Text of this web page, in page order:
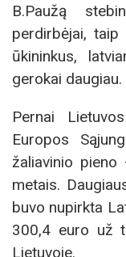
B.Paužą
perdirbėjai, taip
ūkininkus,
gerokai daugiau.
Pernai
Europos
žaliavinio
metais.
buvo nupirkta
300,4 euro už
Lietuvoje.